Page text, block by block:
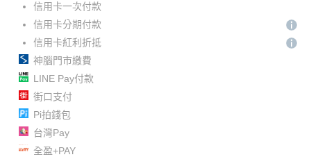
信用卡一次付款
信用卡分期付款
信用卡紅利折抵
神腦門市繳費
LINE Pay付款
街口支付
Pi拍錢包
台灣Pay
全盈+PAY